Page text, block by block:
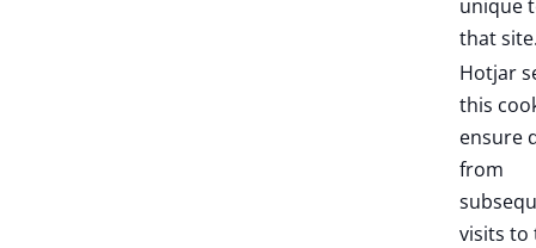
unique
that
Hotjar
this
ensure
from
visits to